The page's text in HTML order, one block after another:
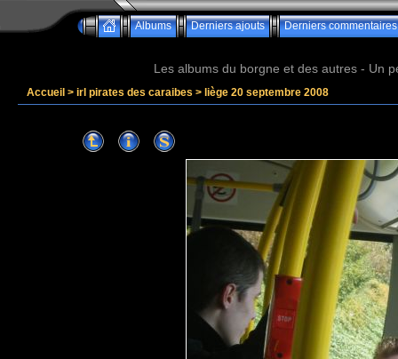
Albums Derniers ajouts Derniers commentaires
Les albums du borgne et des autres - Un
Accueil > irl pirates des caraibes > liège 20 septembre 2008